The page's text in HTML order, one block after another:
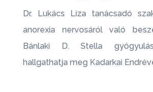
Dr. Lukács Liza tanácsadó
anorexia nervosáról való
Bánlaki D. Stella
hallgathatja meg Kadarkai